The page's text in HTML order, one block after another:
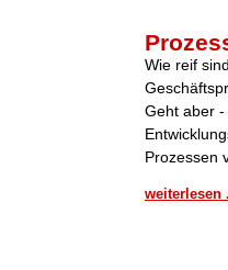
Wie reif
Geht aber -
Prozessen
weiterlesen